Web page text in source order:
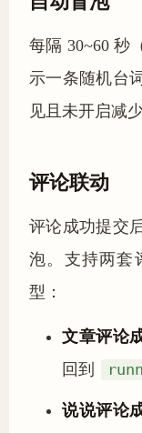
每隔 30~60 秒
示一条随机台
见且未开启减
评论联动
评论成功提交
泡。支持两套
型：
文章评论
回到
说说评论